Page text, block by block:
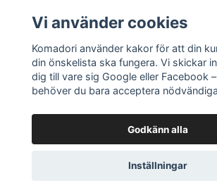
Logga in Returer
Vi använder cookies
Komadori använder kakor för att din
din önskelista ska fungera. Vi skickar
dig till vare sig Google eller Facebook
behöver du bara acceptera
Godkänn alla
Inställningar